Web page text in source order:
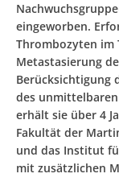
eingeworben.
Thrombozyten im
Metastasierung
Berücksichtigung
des
erhält sie über 4
Fakultät der
und das Institut
mit zusätzlichen